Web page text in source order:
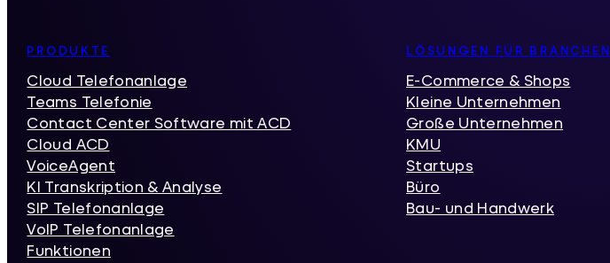
Inhaltsverzeichnis
PRODUKTE
Cloud Telefonanlage
Teams Telefonie
Contact Center Software mit ACD
Cloud ACD
VoiceAgent
KI Transkription & Analyse
SIP Telefonanlage
VoIP Telefonanlage
Funktionen
LÖSUNGEN FÜR BRANCHEN
E-Commerce & Shops
Kleine Unternehmen
Große Unternehmen
KMU
Startups
Büro
Bau- und Handwerk